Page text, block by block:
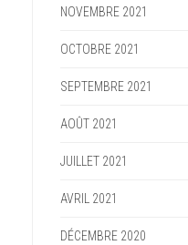
NOVEMBRE 2021
OCTOBRE 2021
SEPTEMBRE 2021
AOÛT 2021
JUILLET 2021
AVRIL 2021
DÉCEMBRE 2020